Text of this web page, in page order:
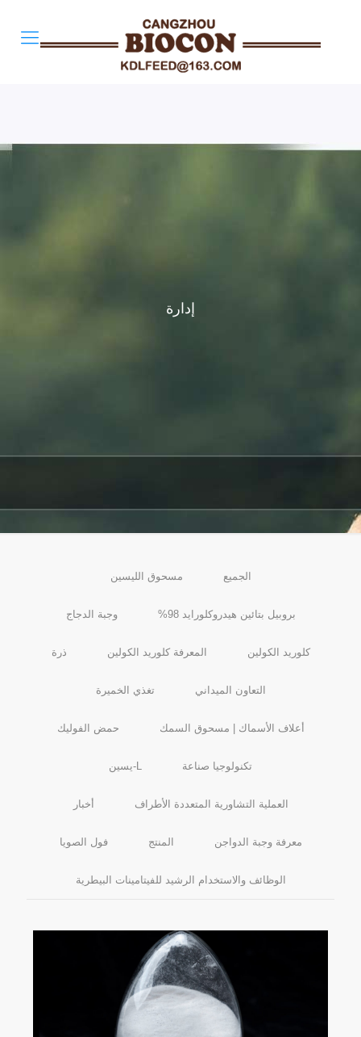
إدارة
الجميع مسحوق الليسين
بروبيل بتائين هيدروكلورايد 98% وجبة الدجاج
كلوريد الكولين المعرفة كلوريد الكولين ذرة
التعاون الميداني تغذي الخميرة
أعلاف الأسماك | مسحوق السمك حمض الفوليك
تكنولوجيا صناعة L-يسين
العملية التشاورية المتعددة الأطراف أخبار
معرفة وجبة الدواجن المنتج فول الصويا
الوظائف والاستخدام الرشيد للفيتامينات البيطرية